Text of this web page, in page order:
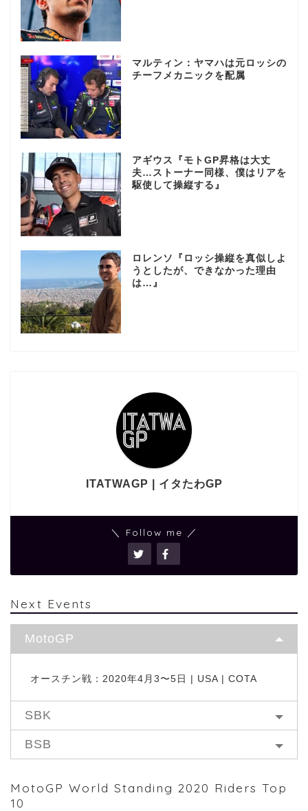
マルティン：ヤマハは元ロッシの
チーフメカニックを配属
アギウス『モトGP昇格は大丈
夫…ストーナー同様、僕はリアを
駆使して操縦する』
ロレンソ『ロッシ操縦を真似しよ
うとしたが、できなかった理由
は…』
ITATWAGP | イタたわGP
＼ Follow me ／
Next Events
MotoGP
オースチン戦：2020年4月3〜5日 | USA | COTA
SBK
BSB
MotoGP World Standing 2020 Riders Top
10